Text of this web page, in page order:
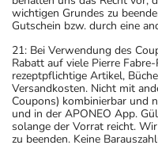
wichtigen Grundes zu
Gutschein bzw. durch eine
21: Bei Verwendung des
Rabatt auf viele Pierre
rezeptpflichtige Artikel,
Versandkosten. Nicht mit
Coupons) kombinierbar und
und in der APONEO App.
solange der Vorrat reicht.
zu beenden. Keine